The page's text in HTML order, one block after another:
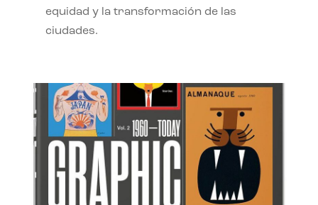
equidad y la transformación de las
ciudades.